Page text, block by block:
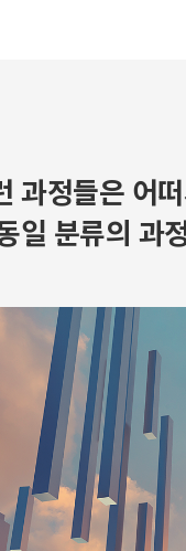
과정들은 어
일 분류의 과